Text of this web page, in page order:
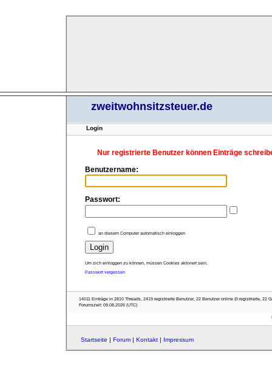
zweitwohnsitzsteuer.de
Login
Nur registrierte Benutzer können Einträge
Benutzername:
Passwort:
an diesem Computer automatisch einloggen
Um sich einloggen zu können, müssen Cookies aktiviert sein.
Passwort vergessen
14011 Einträge in 2810 Threads, 2419 registrierte Benutzer, 22 Benutzer online (0 registrierte, 22
Forumszeit: 09.08.2026 (UTC)
Startseite | Forum| Kontakt| Impressum